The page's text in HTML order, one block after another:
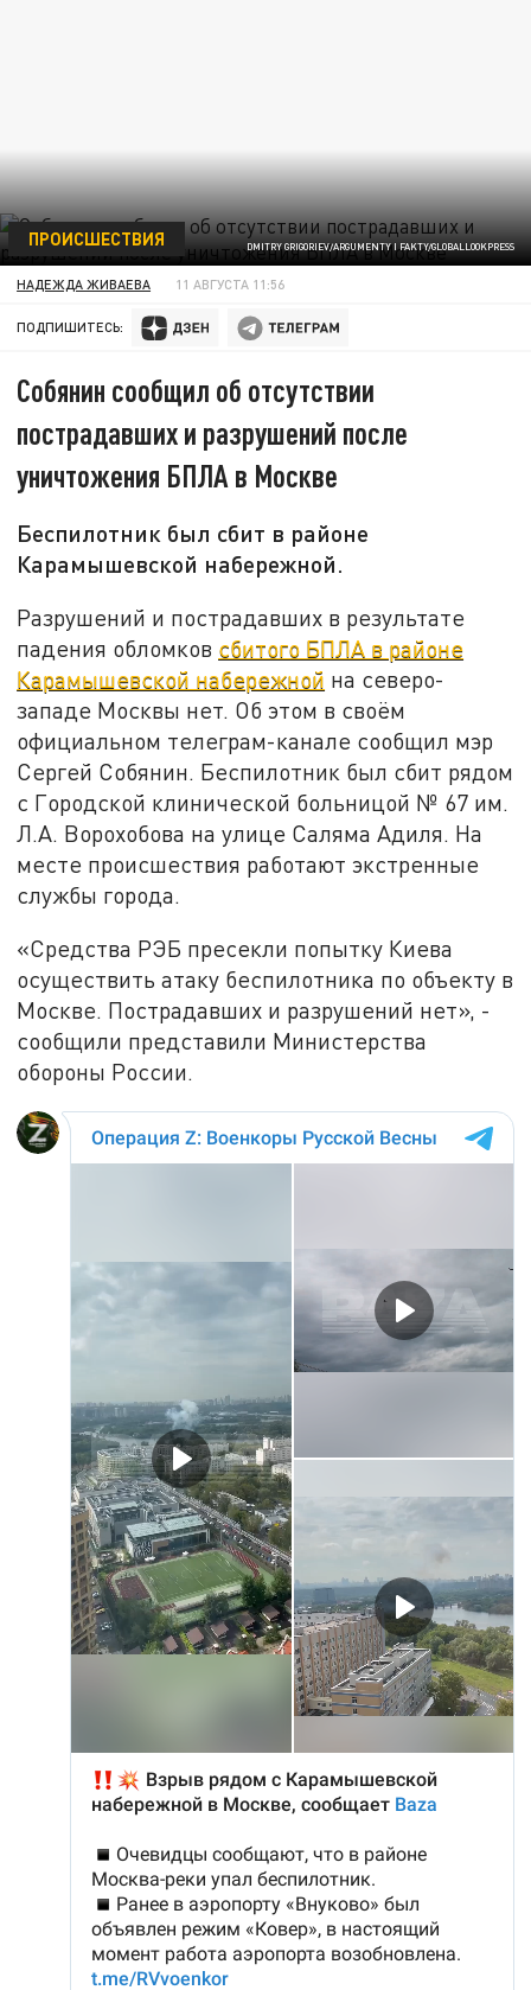
DMITRY GRIGORIEV/ARGUMENTY I FAKTY/GLOBALLOOKPRESS
ПРОИСШЕСТВИЯ
НАДЕЖДА ЖИВАЕВА 11 АВГУСТА 11:56
ПОДПИШИТЕСЬ:
Собянин сообщил об отсутствии
пострадавших и разрушений после
уничтожения БПЛА в Москве
Беспилотник был сбит в районе
Карамышевской набережной.
Разрушений и пострадавших в результате
падения обломков сбитого БПЛА в районе
Карамышевской набережной на северо-
западе Москвы нет. Об этом в своём
официальном телеграм-канале сообщил мэр
Сергей Собянин. Беспилотник был сбит рядом
с Городской клинической больницой № 67 им.
Л.А. Ворохобова на улице Саляма Адиля. На
месте происшествия работают экстренные
службы города.
«Средства РЭБ пресекли попытку Киева
осуществить атаку беспилотника по объекту в
Москве. Пострадавших и разрушений нет», -
сообщили представили Министерства
обороны России.